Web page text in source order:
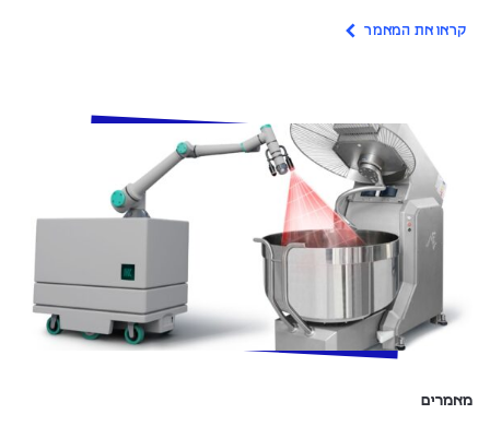
קראו את המאמר
מאמרים